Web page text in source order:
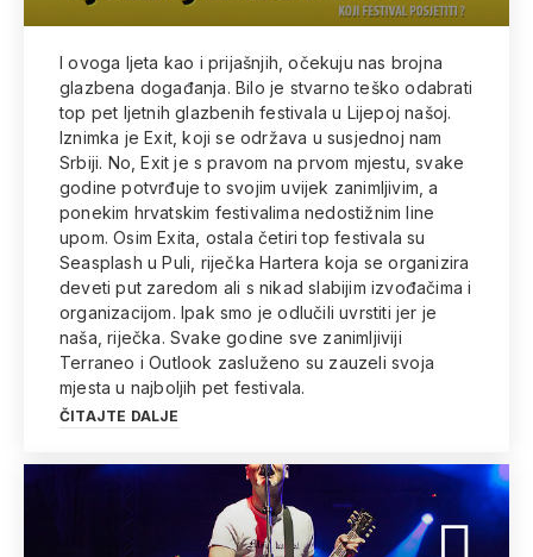
I ovoga ljeta kao i prijašnjih, očekuju nas brojna
glazbena događanja. Bilo je stvarno teško odabrati
top pet ljetnih glazbenih festivala u Lijepoj našoj.
Iznimka je Exit, koji se održava u susjednoj nam
Srbiji. No, Exit je s pravom na prvom mjestu, svake
godine potvrđuje to svojim uvijek zanimljivim, a
ponekim hrvatskim festivalima nedostižnim line
upom. Osim Exita, ostala četiri top festivala su
Seasplash u Puli, riječka Hartera koja se organizira
deveti put zaredom ali s nikad slabijim izvođačima i
organizacijom. Ipak smo je odlučili uvrstiti jer je
naša, riječka. Svake godine sve zanimljiviji
Terraneo i Outlook zasluženo su zauzeli svoja
mjesta u najboljih pet festivala.
ČITAJTE DALJE